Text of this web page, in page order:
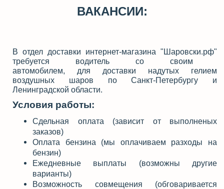
ВАКАНСИИ:
В отдел доставки интернет-магазина "Шаровски.рф"
требуется водитель со своим
автомобилем, для доставки надутых гелием
воздушных шаров по Санкт-Петербургу и
Ленинградской области.
Условия работы:
Сдельная оплата (зависит от выполненых
заказов)
Оплата бензина (мы оплачиваем разходы на
бензин)
Ежедневные выплаты (возможны другие
варианты)
Возможность совмещения (обговаривается